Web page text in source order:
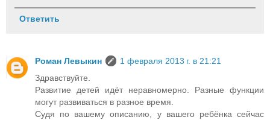
Ответить
Роман Левыкин
1 февраля 2013 г. в 21:21
Здравствуйте.
Развитие детей идёт неравномерно. Разные функции
могут развиваться в разное время.
Судя по вашему описанию, у вашего ребёнка сейчас